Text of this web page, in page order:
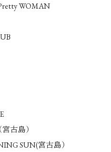
WOMAN
古島）
SUN(宮古島）